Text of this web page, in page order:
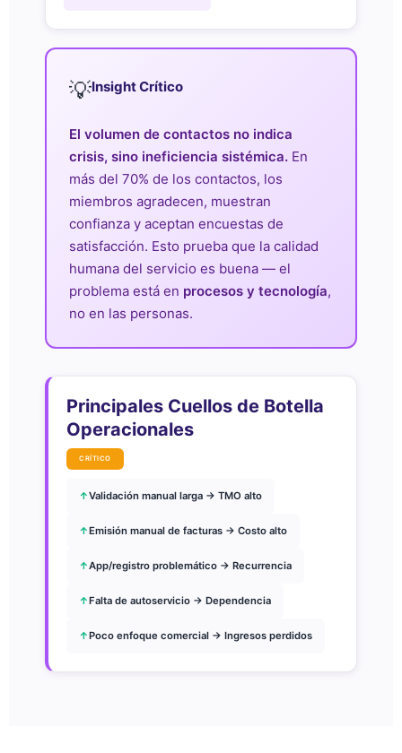
💡Insight Crítico
El volumen de contactos no indica
crisis, sino ineficiencia sistémica. En
más del 70% de los contactos, los
miembros agradecen, muestran
confianza y aceptan encuestas de
satisfacción. Esto prueba que la calidad
humana del servicio es buena — el
problema está en procesos y tecnología,
no en las personas.
Principales Cuellos de Botella
Operacionales
CRÍTICO
↑Validación manual larga → TMO alto
↑Emisión manual de facturas → Costo alto
↑App/registro problemático → Recurrencia
↑Falta de autoservicio → Dependencia
↑Poco enfoque comercial → Ingresos perdidos